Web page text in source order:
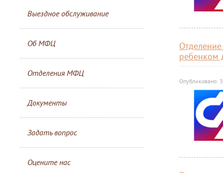
Выездное обслуживание
Об МФЦ
Отделения МФЦ
Документы
Задать вопрос
Оцените нас
ребенком
Опубликовано: